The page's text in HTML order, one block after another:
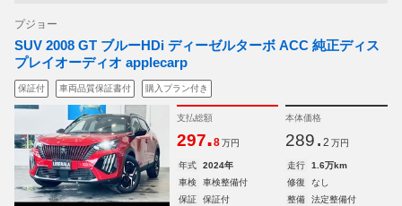
プジョー
SUV 2008 GT ブルーHDi ディーゼルターボ ACC 純正ディス
プレイオーディオ applecarp
保証付 車両品質保証書付 購入プラン付き
支払総額
297.8 万円
本体価格
289. 2 万円
年式 2024年 走行
1.6万km
車検
車検整備付 修復
なし
保証
保証付 整備
法定整備付